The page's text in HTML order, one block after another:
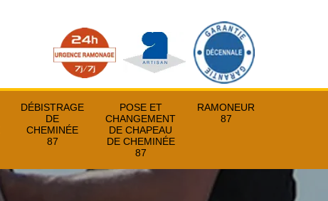
DÉBISTRAGE
DE
CHEMINÉE
87
POSE ET
CHANGEMENT
DE CHAPEAU
DE CHEMINÉE
87
RAMONEUR
87